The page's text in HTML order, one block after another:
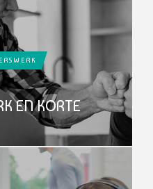
EN KORTE